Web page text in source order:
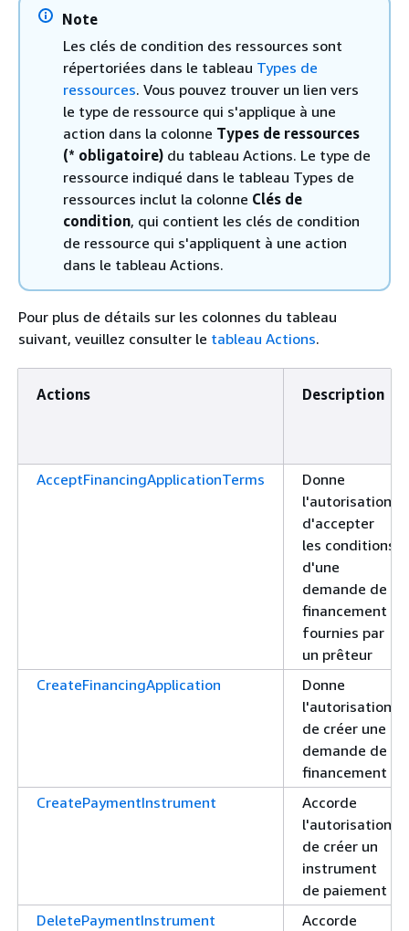
Note
Les clés de condition des ressources sont
répertoriées dans le tableau Types de
ressources. Vous pouvez trouver un lien vers
le type de ressource qui s'applique à une
action dans la colonne Types de ressources
(* obligatoire) du tableau Actions. Le type de
ressource indiqué dans le tableau Types de
ressources inclut la colonne Clés de
condition, qui contient les clés de condition
de ressource qui s'appliquent à une action
dans le tableau Actions.
Pour plus de détails sur les colonnes du tableau
suivant, veuillez consulter le tableau Actions.
Actions Description
AcceptFinancingApplicationTerms
Donne
l'autorisation
d'accepter
les conditions
d'une
demande de
financement
fournies par
un prêteur
CreateFinancingApplication
Donne
l'autorisation
de créer une
demande de
financement
CreatePaymentInstrument
Accorde
l'autorisation
de créer un
instrument
de paiement
DeletePaymentInstrument
Accorde